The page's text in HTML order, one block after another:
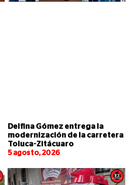
Delfina Gómez entrega la
modernización de la carretera
Toluca-Zitácuaro
5 agosto, 2026